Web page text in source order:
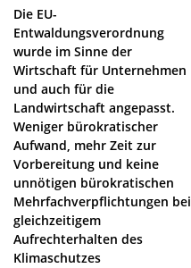
Die EU-
Entwaldungsverordnung
wurde im Sinne der
Wirtschaft für Unternehmen
und auch für die
Landwirtschaft angepasst.
Weniger bürokratischer
Aufwand, mehr Zeit zur
Vorbereitung und keine
unnötigen bürokratischen
Mehrfachverpflichtungen bei
gleichzeitigem
Aufrechterhalten des
Klimaschutzes